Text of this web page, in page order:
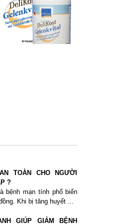
TOÀN CHO NGƯỜI
?
bệnh mạn tính phổ biến
Khi bị tăng huyết ...
GIÚP GIẢM BỆNH